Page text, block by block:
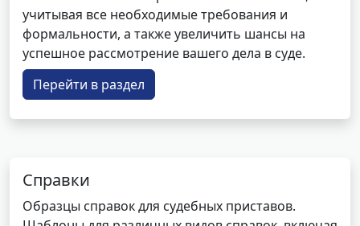
учитывая все необходимые требования и
формальности, а также увеличить шансы на
успешное рассмотрение вашего дела в суде.
Перейти в раздел
Справки
Образцы справок для судебных приставов.